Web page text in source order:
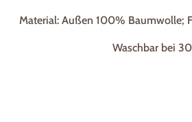
Material: Außen 100% Baumwolle;
Waschbar bei